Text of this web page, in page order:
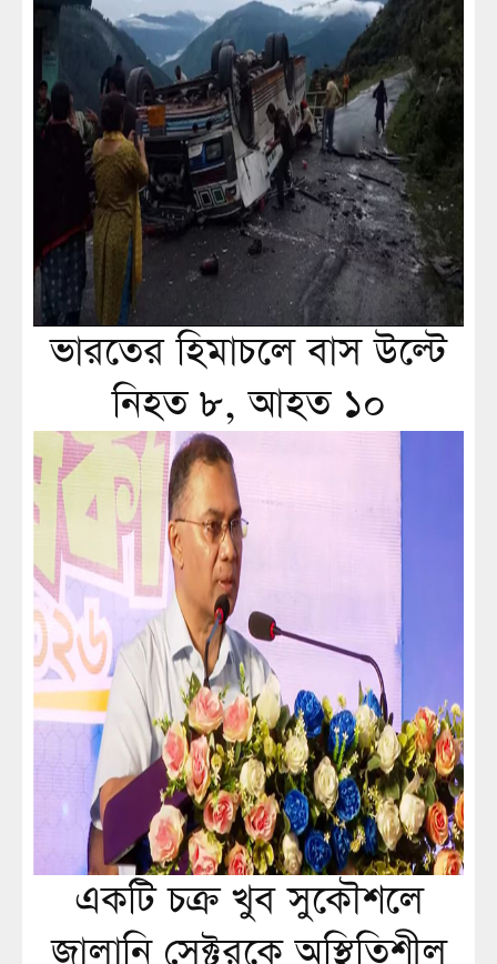
ভারতের হিমাচলে বাস উল্টে
নিহত ৮, আহত ১০
একটি চক্র খুব সুকৌশলে
জ্বালানি সেক্টরকে অস্থিতিশীল